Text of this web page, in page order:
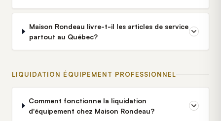
Maison Rondeau livre-t-il les articles de service
partout au Québec?
LIQUIDATION ÉQUIPEMENT PROFESSIONNEL
Comment fonctionne la liquidation
d'équipement chez Maison Rondeau?